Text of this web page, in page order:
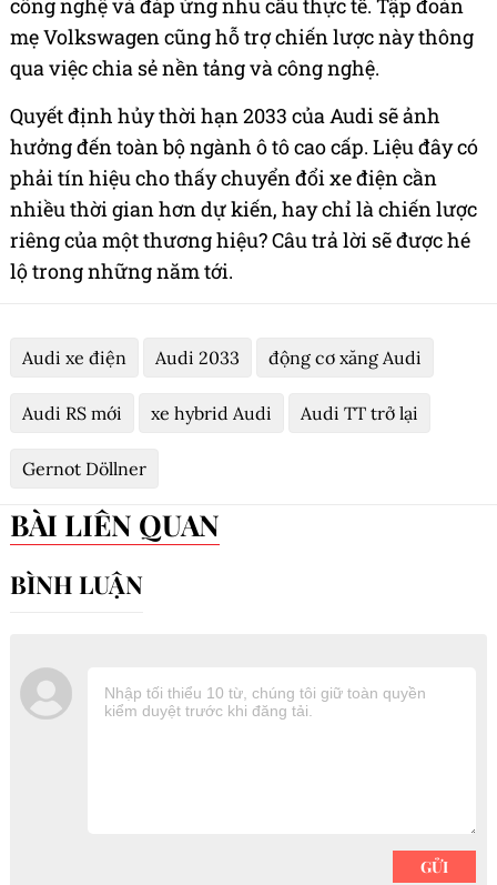
công nghệ và đáp ứng nhu cầu thực tế. Tập đoàn
mẹ Volkswagen cũng hỗ trợ chiến lược này thông
qua việc chia sẻ nền tảng và công nghệ.
Quyết định hủy thời hạn 2033 của Audi sẽ ảnh
hưởng đến toàn bộ ngành ô tô cao cấp. Liệu đây có
phải tín hiệu cho thấy chuyển đổi xe điện cần
nhiều thời gian hơn dự kiến, hay chỉ là chiến lược
riêng của một thương hiệu? Câu trả lời sẽ được hé
lộ trong những năm tới.
Audi xe điện Audi 2033 động cơ xăng Audi
Audi RS mới xe hybrid Audi Audi TT trở lại
Gernot Döllner
BÀI LIÊN QUAN